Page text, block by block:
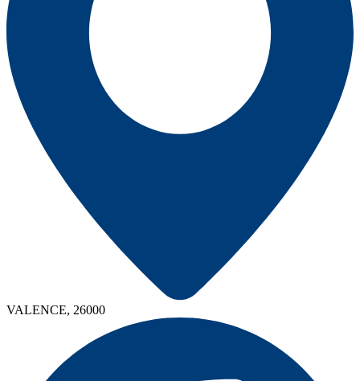
VALENCE, 26000